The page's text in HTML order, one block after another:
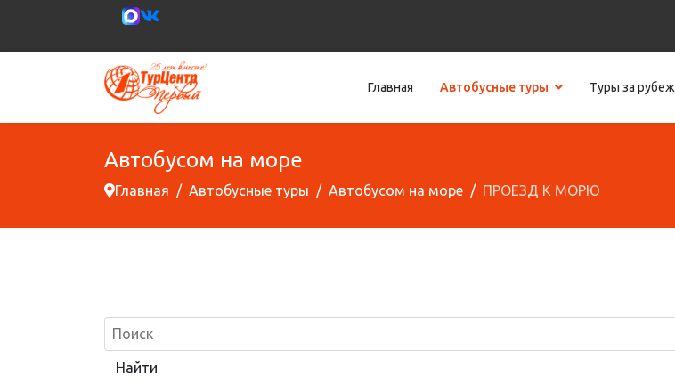
Главная Автобусные туры Туры за рубеж
Автобусом на море
Главная Автобусные туры Автобусом на море ПРОЕЗД К МОРЮ